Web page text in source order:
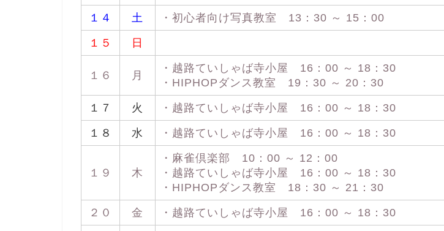
１４ 土 ・初心者向け写真教室 13：30 ～ 15：00
１５ 日
１６ 月
・越路ていしゃば寺小屋 16：00 ～ 18：30
・HIPHOPダンス教室 19：30 ～ 20：30
１７ 火 ・越路ていしゃば寺小屋 16：00 ～ 18：30
１８ 水 ・越路ていしゃば寺小屋 16：00 ～ 18：30
１９ 木
・麻雀倶楽部 10：00 ～ 12：00
・越路ていしゃば寺小屋 16：00 ～ 18：30
・HIPHOPダンス教室 18：30 ～ 21：30
２０ 金 ・越路ていしゃば寺小屋 16：00 ～ 18：30